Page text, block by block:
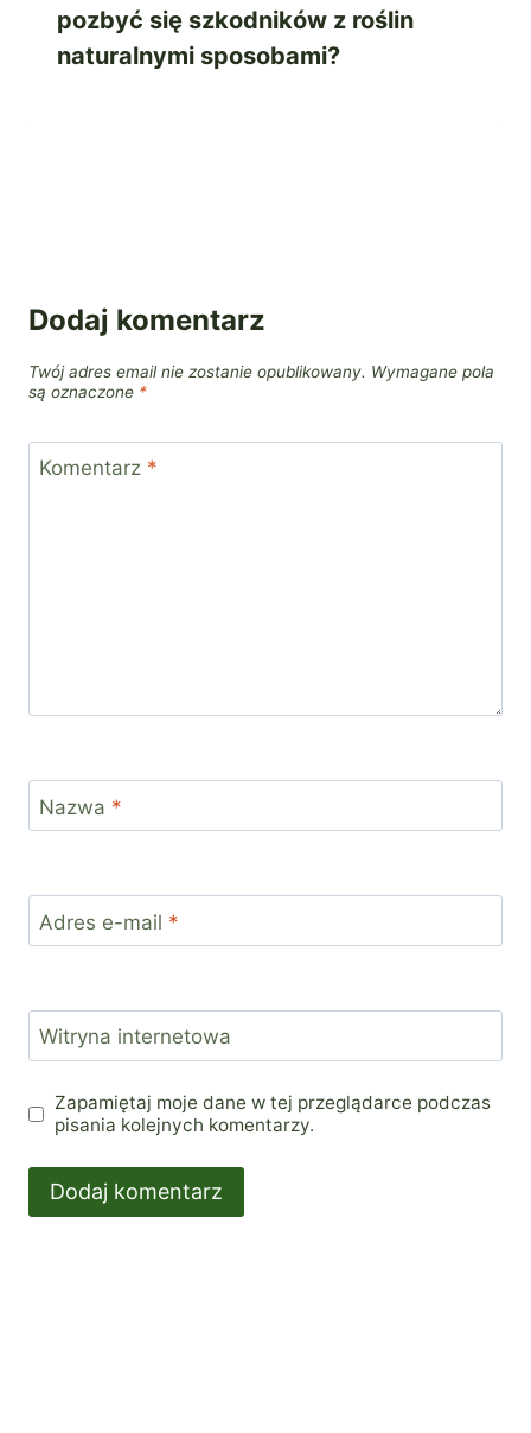
pozbyć się szkodników z roślin
naturalnymi sposobami?
Dodaj komentarz
Twój adres email nie zostanie opublikowany. Wymagane pola
są oznaczone *
Komentarz *
Nazwa *
Adres e-mail *
Witryna internetowa
Zapamiętaj moje dane w tej przeglądarce podczas
pisania kolejnych komentarzy.